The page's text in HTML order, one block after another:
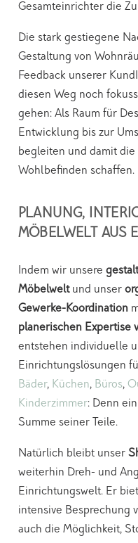
Gesamteinrichter die
Die stark gestiegene
Gestaltung von
Feedback unserer
diesen Weg noch
gehen: Als Raum für
Entwicklung bis zur
begleiten und damit
Wohlbefinden schaffen.
PLANUNG,
MÖBELWELT AUS
Indem wir unsere
Möbelwelt und unser
Gewerke-Koordination
planerischen Expertise
entstehen individuelle
Einrichtungslösungen
Bäder, Küchen, Büros,
Kinderzimmer: Denn
Summe seiner Teile.
Natürlich bleibt unser
weiterhin Dreh- und
Einrichtungswelt. Er
intensive Besprechung
auch die Möglichkeit,